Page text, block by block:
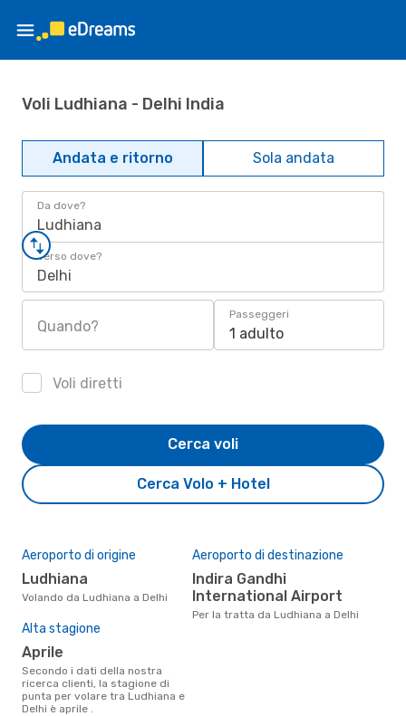
Voli Ludhiana - Delhi India
Andata e ritorno Sola andata
Da dove?
Ludhiana
Verso dove?
Delhi
Quando?
Passeggeri
1 adulto
Voli diretti
Cerca Volo + Hotel
Cerca voli
Aeroporto di origine
Ludhiana
Volando da Ludhiana a Delhi
Aeroporto di destinazione
Indira Gandhi
International Airport
Per la tratta da Ludhiana a Delhi
Alta stagione
aprile
Secondo i dati della nostra
ricerca clienti, la stagione di
punta per volare tra Ludhiana e
Delhi è aprile .